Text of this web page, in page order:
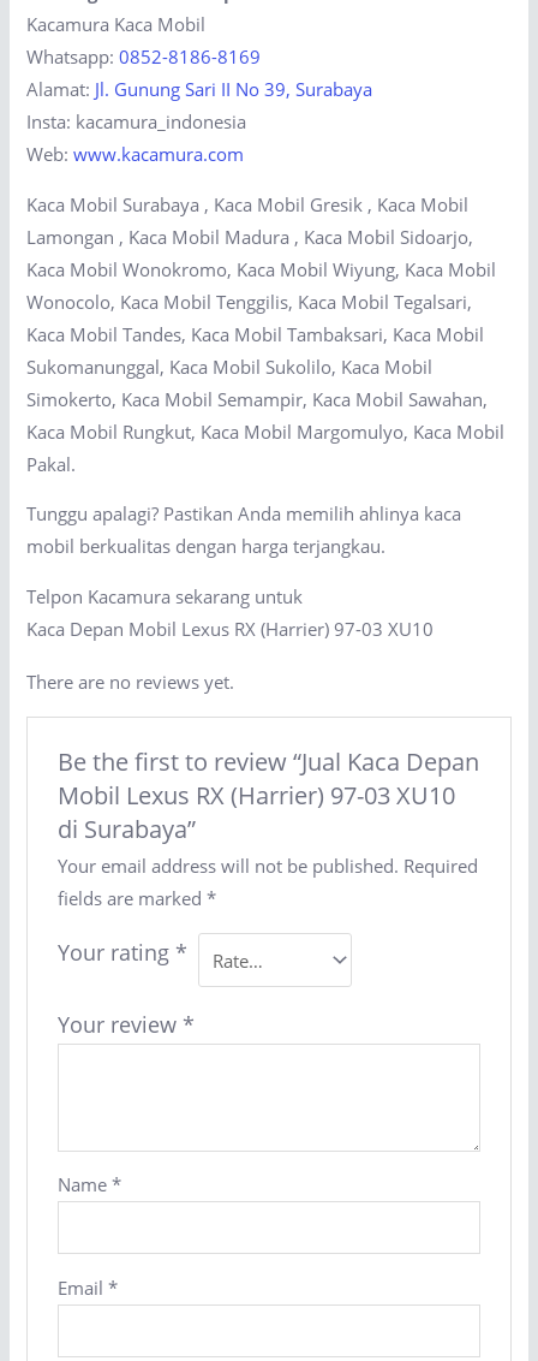
Kacamura Kaca Mobil
Whatsapp:0852-8186-8169
Alamat: Jl. Gunung Sari II No 39, Surabaya
Insta: kacamura_indonesia
Web:www.kacamura.com
Kaca Mobil Surabaya , Kaca Mobil Gresik , Kaca Mobil
Lamongan , Kaca Mobil Madura , Kaca Mobil Sidoarjo,
Kaca Mobil Wonokromo, Kaca Mobil Wiyung, Kaca Mobil
Wonocolo, Kaca Mobil Tenggilis, Kaca Mobil Tegalsari,
Kaca Mobil Tandes, Kaca Mobil Tambaksari, Kaca Mobil
Sukomanunggal, Kaca Mobil Sukolilo, Kaca Mobil
Simokerto, Kaca Mobil Semampir, Kaca Mobil Sawahan,
Kaca Mobil Rungkut, Kaca Mobil Margomulyo, Kaca Mobil
Pakal.
Tunggu apalagi? Pastikan Anda memilih ahlinya kaca
mobil berkualitas dengan harga terjangkau.
Telpon Kacamura sekarang untuk
Kaca Depan Mobil Lexus RX (Harrier) 97-03 XU10
There are no reviews yet.
Be the first to review “Jual Kaca Depan
Mobil Lexus RX (Harrier) 97-03 XU10
di Surabaya”
Your email address will not be published. Required
fields are marked *
Your rating *
Your review *
Name *
Email *